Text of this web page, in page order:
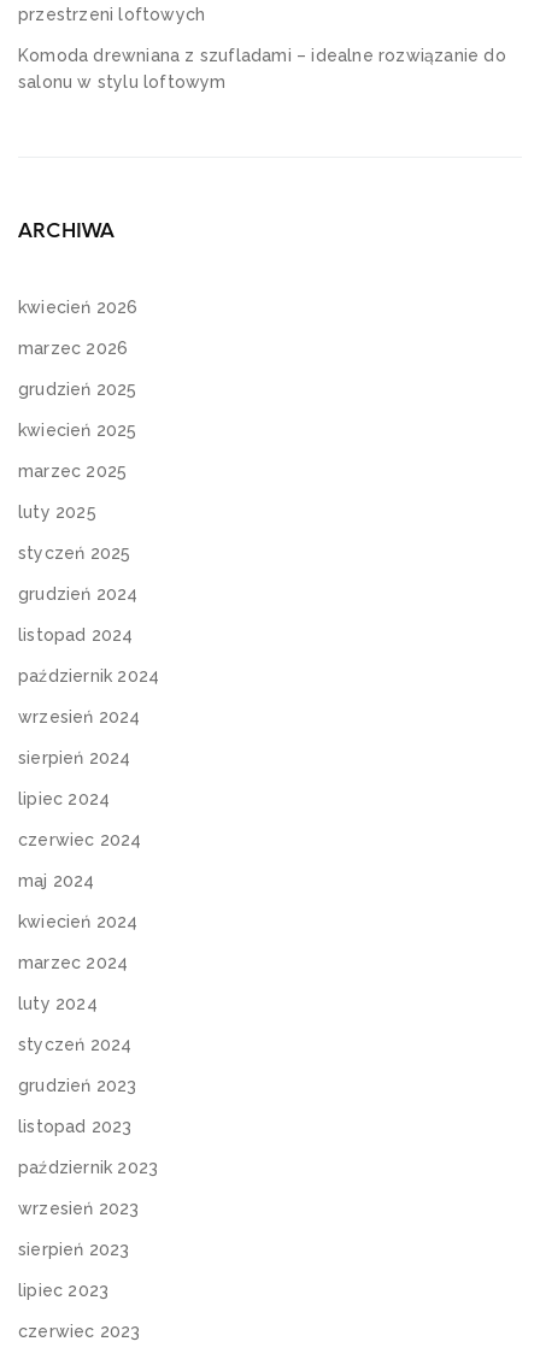
przestrzeni loftowych
Komoda drewniana z szufladami – idealne rozwiązanie do
salonu w stylu loftowym
ARCHIWA
kwiecień 2026
marzec 2026
grudzień 2025
kwiecień 2025
marzec 2025
luty 2025
styczeń 2025
grudzień 2024
listopad 2024
październik 2024
wrzesień 2024
sierpień 2024
lipiec 2024
czerwiec 2024
maj 2024
kwiecień 2024
marzec 2024
luty 2024
styczeń 2024
grudzień 2023
listopad 2023
październik 2023
wrzesień 2023
sierpień 2023
lipiec 2023
czerwiec 2023